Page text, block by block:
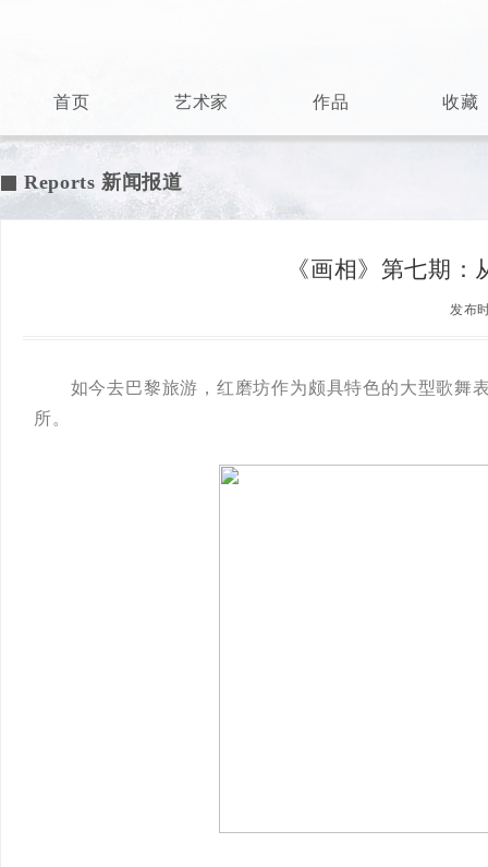
首页 艺术家 作品 收藏
Reports 新闻报道
《画相》第七期
发布
如今去巴黎旅游，红磨坊作为颇具特色的大型歌舞
所。